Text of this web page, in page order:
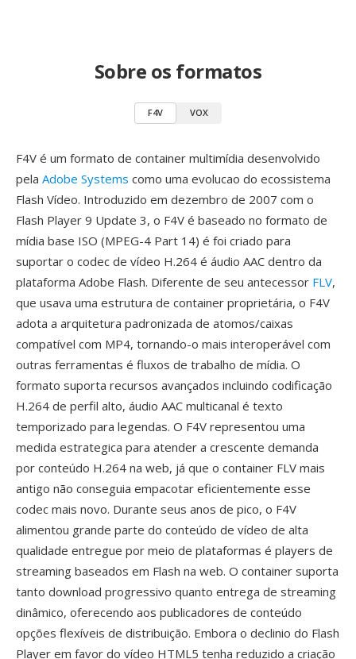
Sobre os formatos
F4V VOX
F4V é um formato de container multimídia desenvolvido
pela Adobe Systems como uma evolucao do ecossistema
Flash Vídeo. Introduzido em dezembro de 2007 com o
Flash Player 9 Update 3, o F4V é baseado no formato de
mídia base ISO (MPEG-4 Part 14) é foi criado para
suportar o codec de vídeo H.264 é áudio AAC dentro da
plataforma Adobe Flash. Diferente de seu antecessor FLV,
que usava uma estrutura de container proprietária, o F4V
adota a arquitetura padronizada de atomos/caixas
compatível com MP4, tornando-o mais interoperável com
outras ferramentas é fluxos de trabalho de mídia. O
formato suporta recursos avançados incluindo codificação
H.264 de perfil alto, áudio AAC multicanal é texto
temporizado para legendas. O F4V representou uma
medida estrategica para atender a crescente demanda
por conteúdo H.264 na web, já que o container FLV mais
antigo não conseguia empacotar eficientemente esse
codec mais novo. Durante seus anos de pico, o F4V
alimentou grande parte do conteúdo de vídeo de alta
qualidade entregue por meio de plataformas é players de
streaming baseados em Flash na web. O container suporta
tanto download progressivo quanto entrega de streaming
dinâmico, oferecendo aos publicadores de conteúdo
opções flexíveis de distribuição. Embora o declinio do Flash
Player em favor do vídeo HTML5 tenha reduzido a criação